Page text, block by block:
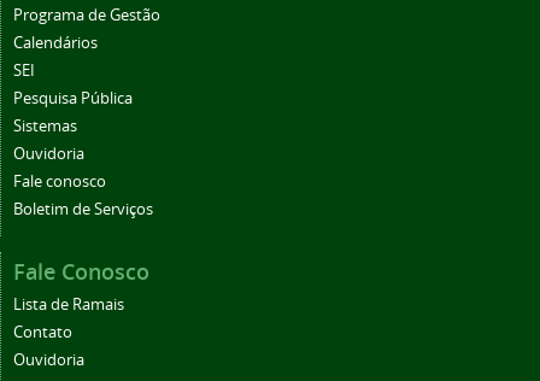
Programa de Gestão
Calendários
SEI
Pesquisa Pública
Sistemas
Ouvidoria
Fale conosco
Boletim de Serviços
Fale Conosco
Lista de Ramais
Contato
Ouvidoria